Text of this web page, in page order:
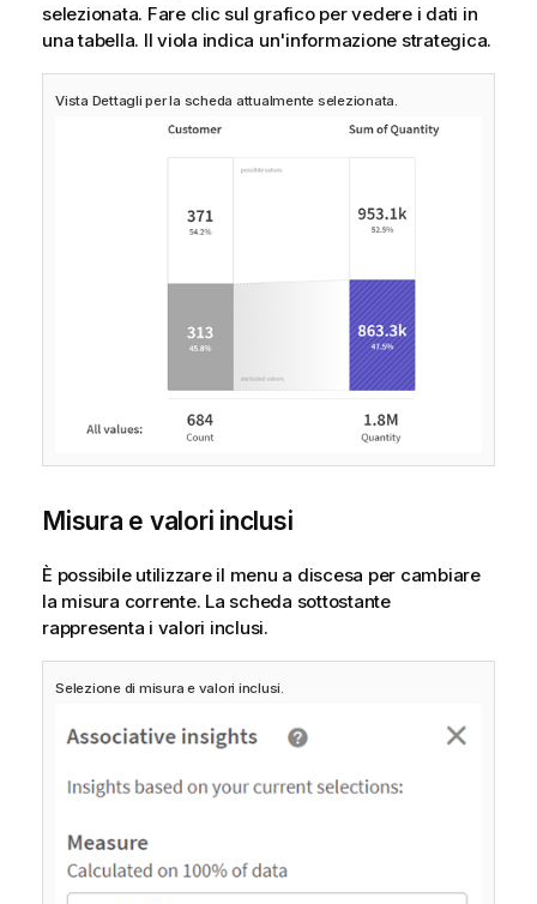
selezionata. Fare clic sul grafico per vedere i dati in
una tabella. Il viola indica un'informazione strategica.
Vista Dettagli per la scheda attualmente selezionata.
Misura e valori inclusi
È possibile utilizzare il menu a discesa per cambiare
la misura corrente. La scheda sottostante
rappresenta i valori inclusi.
Selezione di misura e valori inclusi.